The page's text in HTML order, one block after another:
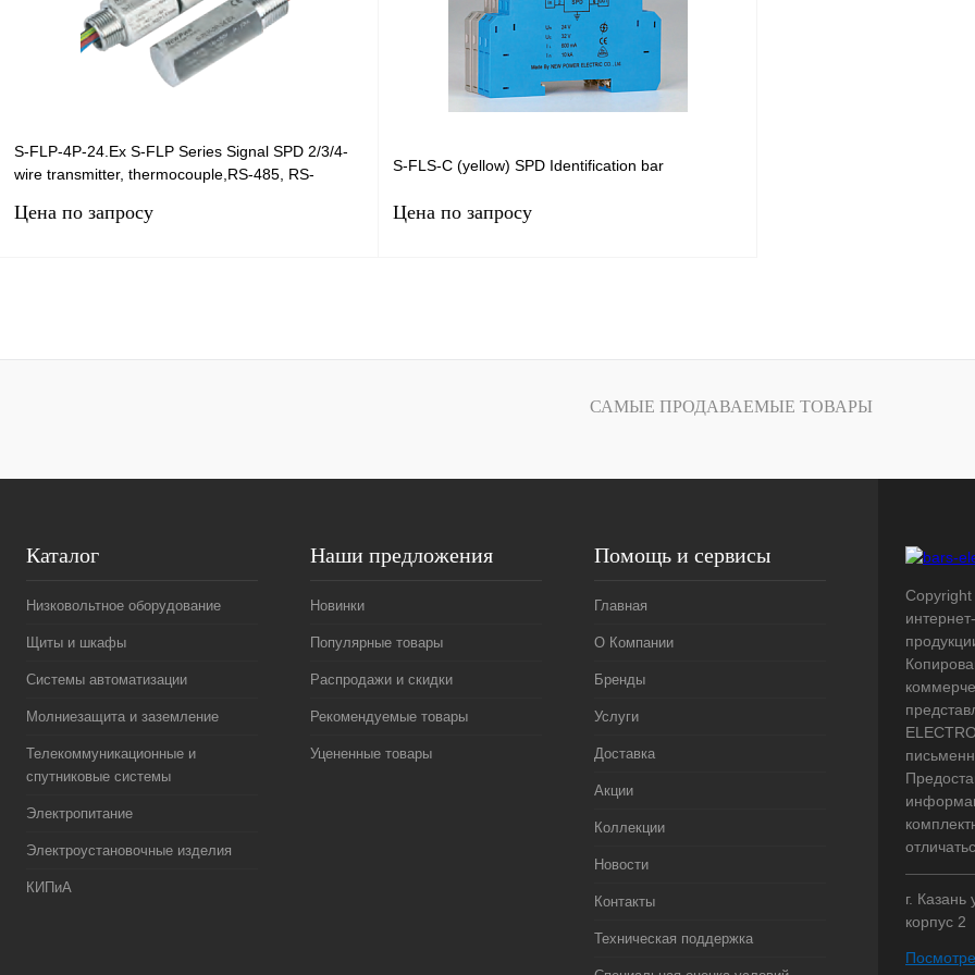
В избранное Под заказ В избранное Под заказ
S-FLP-4P-24.Ex S-FLP Series Signal SPD 2/3/4-
wire transmitter, thermocouple,RS-485, RS-
Цена по запросу
Купить в 1 клик Сравнение
S-FLS-C (yellow) SPD Identification bar
Цена по запросу
Купить в 1 клик Сравнение
САМЫЕ ПРОДАВАЕМЫЕ ТОВАРЫ
Каталог
Низковольтное оборудование
Щиты и шкафы
Системы автоматизации
Молниезащита и заземление
Телекоммуникационные и
спутниковые системы
Электропитание
Электроустановочные изделия
КИПиА
Наши предложения
Новинки
Популярные товары
Распродажи и скидки
Рекомендуемые товары
Уцененные товары
Помощь и сервисы
Главная
О Компании
Бренды
Услуги
Доставка
Акции
Коллекции
Новости
Контакты
Техническая поддержка
г.
корпус 2